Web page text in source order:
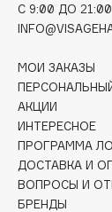
Collagenina
Consly
Corimo
CosRX
Cottolina
Crescina
Cunzite
Curaprox
C 9:00 ДО 21:00
МОИ ЗАКАЗЫ
АКЦИИ
ИНТЕРЕСНОЕ
ПРОГРАММА
ДОСТАВКА И
ВОПРОСЫ И
БРЕНДЫ